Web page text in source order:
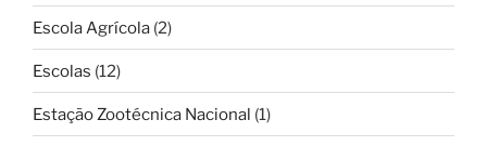
Escola Agrícola (2)
Escolas (12)
Estação Zootécnica Nacional (1)